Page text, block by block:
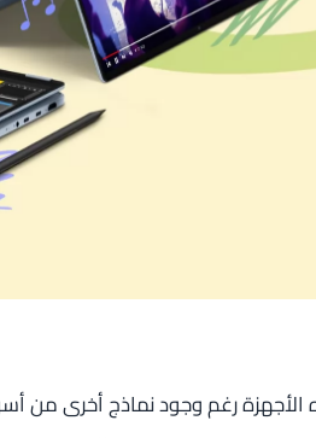
الأجهزة رغم وجود نماذج أخرى من